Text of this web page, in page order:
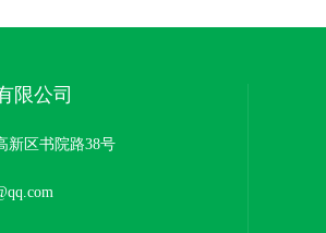
限公司
新区书院路38号